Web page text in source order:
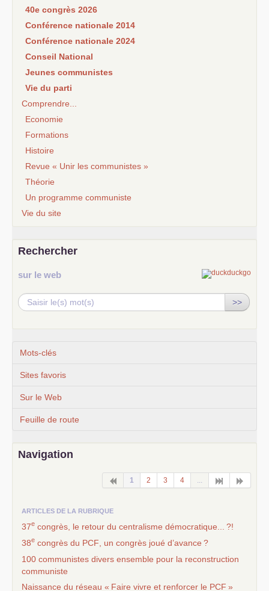
40e congrès 2026
Conférence nationale 2014
Conférence nationale 2024
Conseil National
Jeunes communistes
Vie du parti
Comprendre...
Economie
Formations
Histoire
Revue « Unir les communistes »
Théorie
Un programme communiste
Vie du site
Rechercher
sur le web
>>
Mots-clés
Sites favoris
Sur le Web
Feuille de route
Navigation
1 2 3 4
ARTICLES DE LA RUBRIQUE
37e congrès, le retour du centralisme démocratique...
?!
38e congrès du PCF , un congrès joué d’avance ?
100 communistes divers ensemble pour la reconstruction
communiste
Naissance du réseau « Faire vivre et renforcer le PCF »